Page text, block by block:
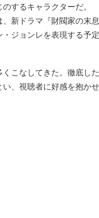
するキャラクターだ。
新ドラマ『財閥家の末息
ジョンレを表現する予定
こなしてきた。徹底した
、視聴者に好感を抱かせ